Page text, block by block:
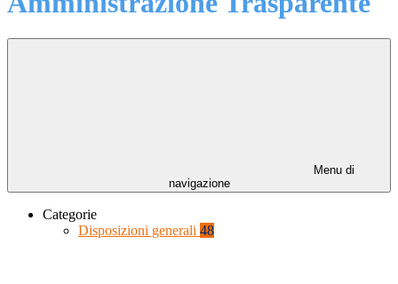
Menu di
navigazione
Categorie
Disposizioni generali 48